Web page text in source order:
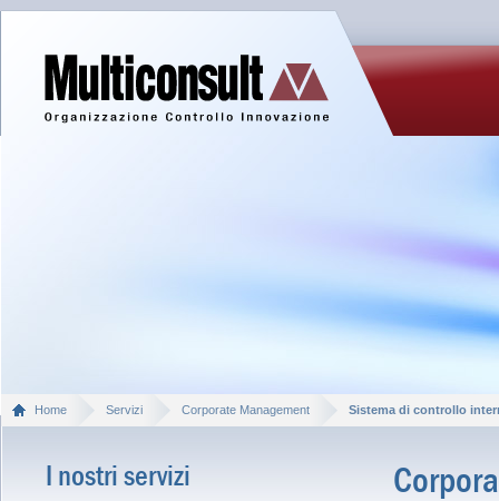
Home Servizi Corporate Management Sistema di controllo
I nostri servizi